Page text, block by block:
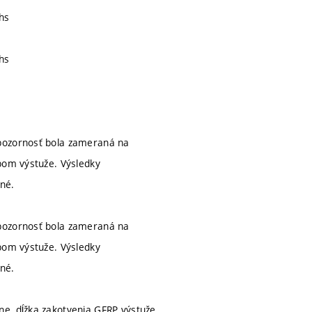
bola zameraná na
výstuže. Výsledky
bola zameraná na
výstuže. Výsledky